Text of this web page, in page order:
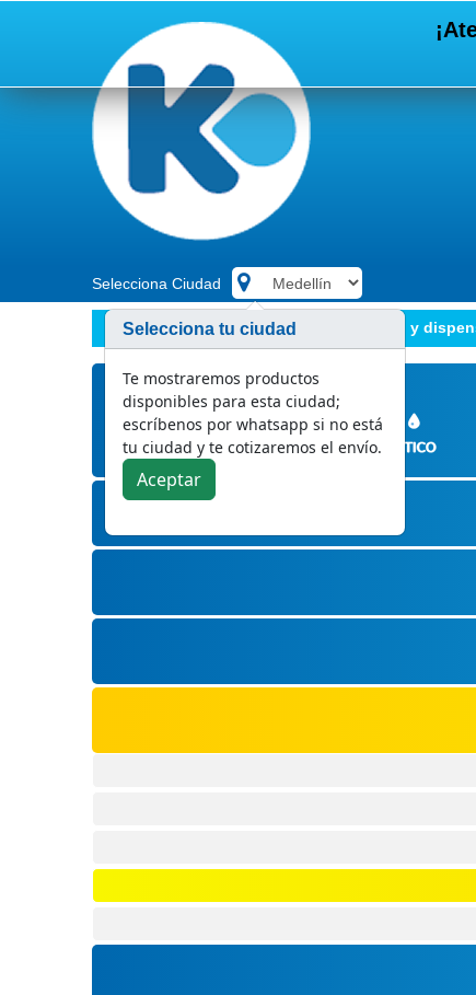
Selecciona Ciudad
Papeles de aseo Papel higiénico y
Selecciona tu ciudad
Te mostraremos productos
disponibles para esta ciudad;
escríbenos por whatsapp si no está
tu ciudad y te cotizaremos el envío.
Aceptar